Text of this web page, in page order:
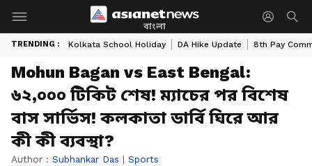
বাংলা
TRENDING : Kolkata School Holiday DA Hike Update 8th Pay
Mohun Bagan vs East Bengal:
৬২,০০০ টিকিট শেষ! ম্যাচের পর বিশেষ
বাস সার্ভিস! কলকাতা ডার্বি ঘিরে আর
কী কী ব্যবস্থা?
Author : Subhankar Das | Sports